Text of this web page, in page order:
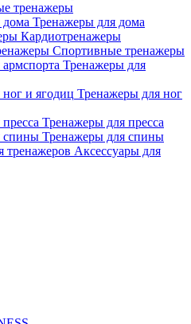
тренажеры
Тренажеры для дома
Кардиотренажеры
Спортивные тренажеры
Тренажеры для
Тренажеры для ног
Тренажеры для пресса
Тренажеры для спины
Аксессуары для